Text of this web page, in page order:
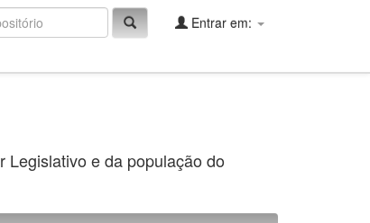
Entrar em:
Legislativo e da população do